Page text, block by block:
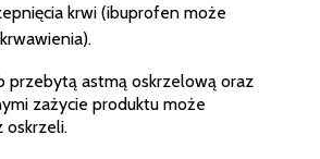
krwi (ibuprofen może
przebytą astmą oskrzelową oraz
zażycie produktu może
oskrzeli.